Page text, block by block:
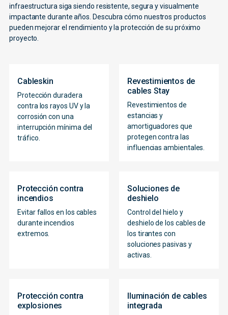
infraestructura siga siendo resistente, segura y visualmente
impactante durante años. Descubra cómo nuestros productos
pueden mejorar el rendimiento y la protección de su próximo
proyecto.
Cableskin
Protección duradera
contra los rayos UV y la
corrosión con una
interrupción mínima del
tráfico.
Revestimientos de
cables Stay
Revestimientos de
estancias y
amortiguadores que
protegen contra las
influencias ambientales.
Protección contra
incendios
Evitar fallos en los cables
durante incendios
extremos.
Soluciones de
deshielo
Control del hielo y
deshielo de los cables de
los tirantes con
soluciones pasivas y
activas.
Protección contra
explosiones
Iluminación de cables
integrada